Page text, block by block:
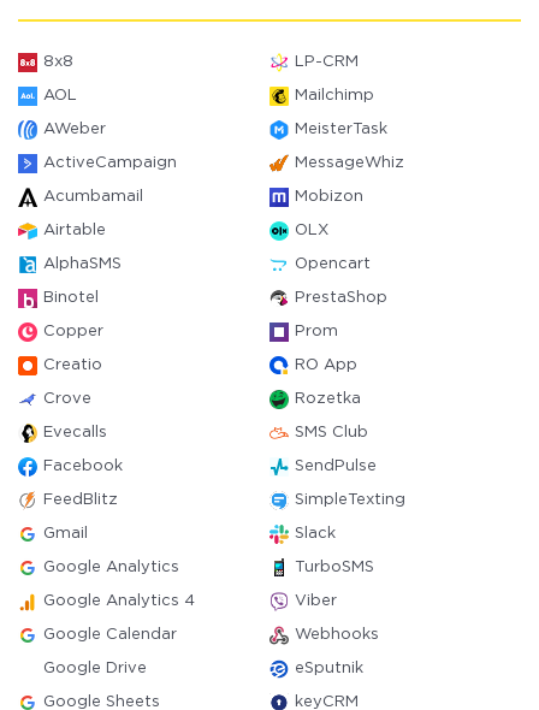
8x8 LP-CRM
AOL Mailchimp
AWeber MeisterTask
ActiveCampaign MessageWhiz
Acumbamail Mobizon
Airtable OLX
AlphaSMS Opencart
Binotel PrestaShop
Copper Prom
Creatio RO App
Crove Rozetka
Evecalls SMS Club
Facebook SendPulse
FeedBlitz SimpleTexting
Gmail Slack
Google Analytics TurboSMS
Google Analytics 4 Viber
Google Calendar Webhooks
Google Drive eSputnik
Google Sheets keyCRM